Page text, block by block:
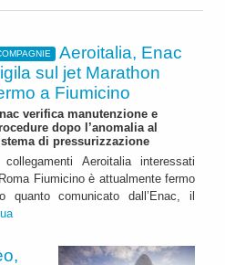
Aeroitalia, Enac
sul jet Marathon
a Fiumicino
verifica manutenzione e
dopo l’anomalia al
di pressurizzazione
collegamenti Aeroitalia interessati
Fiumicino è attualmente fermo
quanto comunicato dall’Enac, il